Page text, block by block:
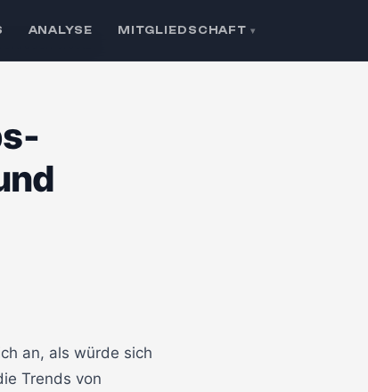
ANALYSE MITGLIEDSCHAFT ▾
an, als würde sich
Trends von